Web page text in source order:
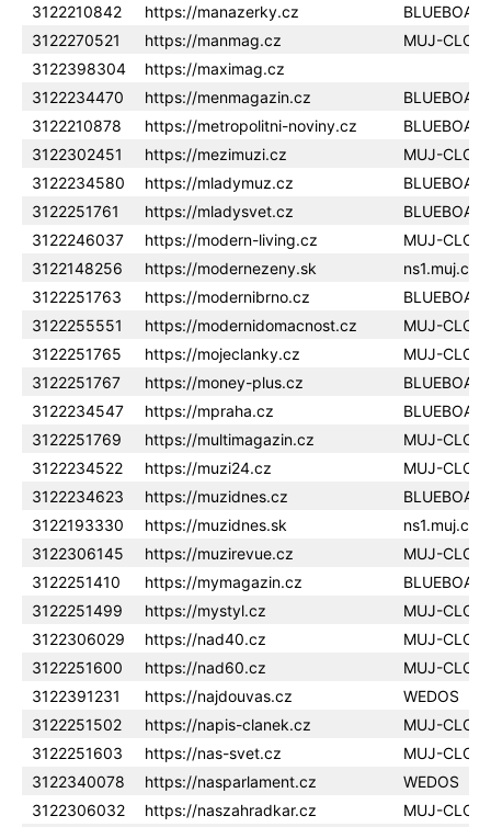
3122210842
https://manazerky.cz
3122270521
https://manmag.cz
MUJ-
3122398304
https://maximag.cz
3122234470
https://menmagazin.cz
3122210878
https://metropolitni-noviny.cz
3122302451
https://mezimuzi.cz
MUJ-
3122234580
https://mladymuz.cz
3122251761
https://mladysvet.cz
3122246037
https://modern-living.cz
MUJ-
3122148256
https://modernezeny.sk
3122251763
https://modernibrno.cz
3122255551
https://modernidomacnost.cz
MUJ-
3122251765
https://mojeclanky.cz
MUJ-
3122251767
https://money-plus.cz
3122234547
https://mpraha.cz
3122251769
https://multimagazin.cz
MUJ-
3122234522
https://muzi24.cz
MUJ-
3122234623
https://muzidnes.cz
3122193330
https://muzidnes.sk
3122306145
https://muzirevue.cz
MUJ-
3122251410
https://mymagazin.cz
3122251499
https://mystyl.cz
MUJ-
3122306029
https://nad40.cz
MUJ-
3122251600
https://nad60.cz
MUJ-
3122391231
https://najdouvas.cz
WEDOS
3122251502
https://napis-clanek.cz
MUJ-
3122251603
https://nas-svet.cz
MUJ-
3122340078
https://nasparlament.cz
WEDOS
3122306032
https://naszahradkar.cz
MUJ-